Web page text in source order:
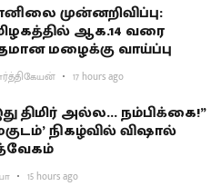
முன்னறிவிப்பு:
ஆக.14 வரை
மழைக்கு வாய்ப்பு
17 hours ago
திமிர் அல்ல... நம்பிக்கை!”
நிகழ்வில் விஷால்
15 hours ago